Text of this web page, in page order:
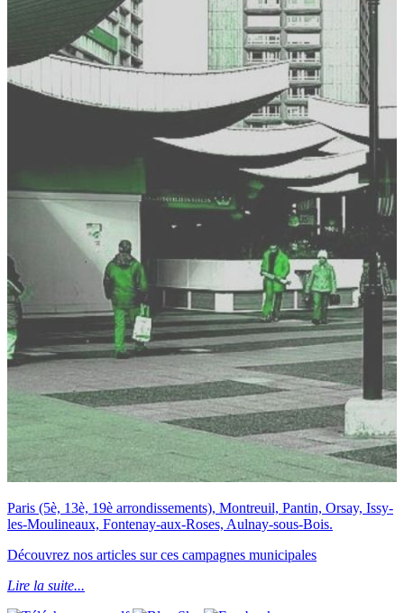
Paris (5è, 13è, 19è arrondissements), Montreuil, Pantin, Orsay, Issy-
les-Moulineaux, Fontenay-aux-Roses, Aulnay-sous-Bois.
Découvrez nos articles sur ces campagnes municipales
Lire la suite...